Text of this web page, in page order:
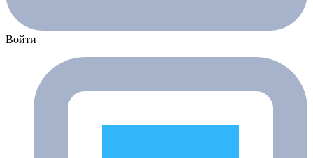
Войти